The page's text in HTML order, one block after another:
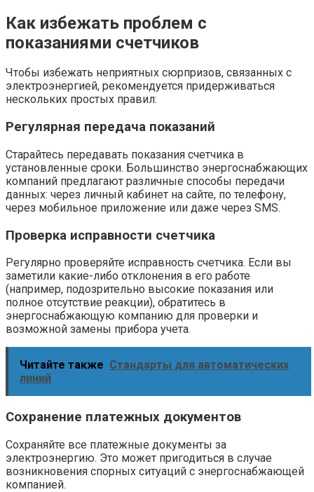
Как избежать проблем с
показаниями счетчиков
Чтобы избежать неприятных сюрпризов, связанных с
электроэнергией, рекомендуется придерживаться
нескольких простых правил:
Регулярная передача показаний
Старайтесь передавать показания счетчика в
установленные сроки. Большинство энергоснабжающих
компаний предлагают различные способы передачи
данных: через личный кабинет на сайте, по телефону,
через мобильное приложение или даже через SMS.
Проверка исправности счетчика
Регулярно проверяйте исправность счетчика. Если вы
заметили какие-либо отклонения в его работе
(например, подозрительно высокие показания или
полное отсутствие реакции), обратитесь в
энергоснабжающую компанию для проверки и
возможной замены прибора учета.
Читайте также Стандарты для автоматических
линий
Сохранение платежных документов
Сохраняйте все платежные документы за
электроэнергию. Это может пригодиться в случае
возникновения спорных ситуаций с энергоснабжающей
компанией.